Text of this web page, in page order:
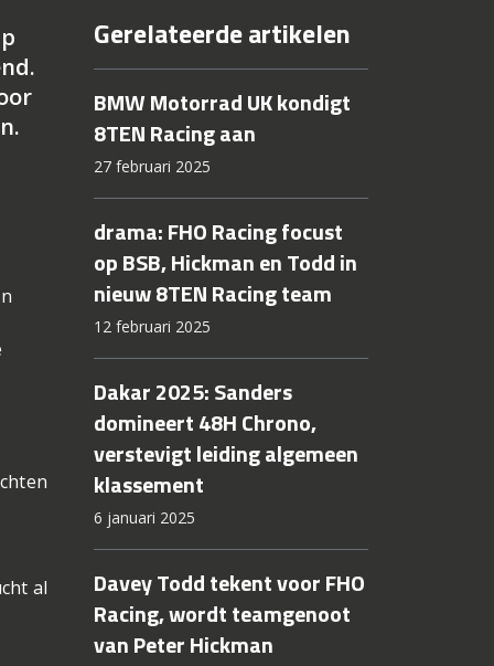
al
Gerelateerde artikelen
BMW Motorrad UK kondigt
8TEN Racing aan
27 februari 2025
drama: FHO Racing focust
op BSB, Hickman en Todd in
nieuw 8TEN Racing team
12 februari 2025
Dakar 2025: Sanders
domineert 48H Chrono,
verstevigt leiding algemeen
klassement
6 januari 2025
Davey Todd tekent voor FHO
Racing, wordt teamgenoot
van Peter Hickman